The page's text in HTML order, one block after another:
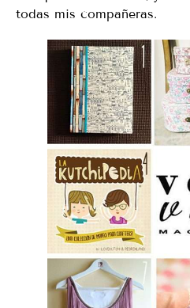
todas mis compañeras.